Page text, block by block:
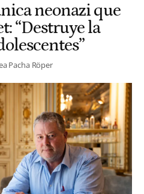
neonazi que
“Destruye la
Pacha Röper